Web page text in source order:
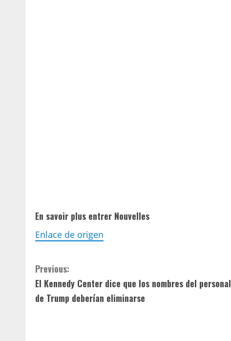
En savoir plus entrer Nouvelles
Enlace de origen
C
o
Previous:
El Kennedy Center dice que los nombres del personal
de Trump deberían eliminarse